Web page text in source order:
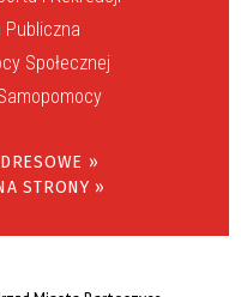
Publiczna
Społecznej
»
STRONY »